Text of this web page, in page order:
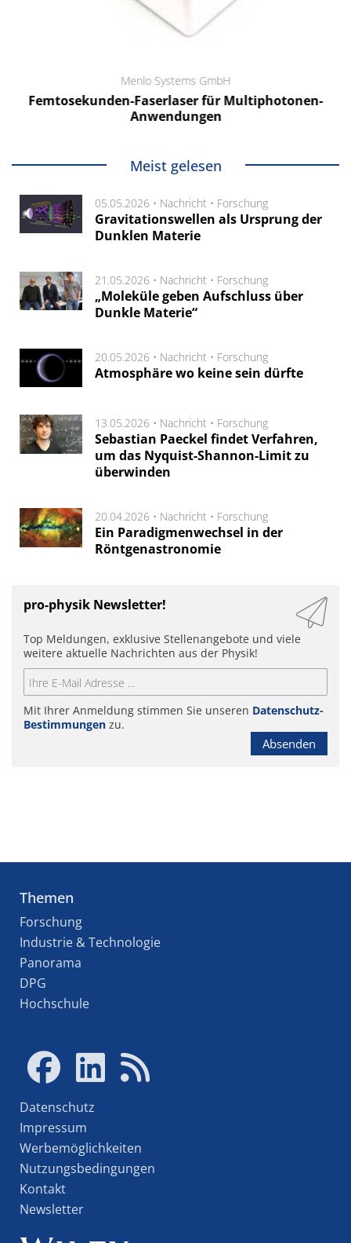
Menlo Systems GmbH
Femtosekunden-Faserlaser für Multiphotonen-
Anwendungen
Meist gelesen
05.05.2026 • Nachricht • Forschung
Gravitationswellen als Ursprung der
Dunklen Materie
21.05.2026 • Nachricht • Forschung
„Moleküle geben Aufschluss über
Dunkle Materie“
20.05.2026 • Nachricht • Forschung
Atmosphäre wo keine sein dürfte
13.05.2026 • Nachricht • Forschung
Sebastian Paeckel findet Verfahren,
um das Nyquist-Shannon-Limit zu
überwinden
20.04.2026 • Nachricht • Forschung
Ein Paradigmenwechsel in der
Röntgenastronomie
pro-physik Newsletter!
Top Meldungen, exklusive Stellenangebote und viele
weitere aktuelle Nachrichten aus der Physik!
Mit Ihrer Anmeldung stimmen Sie unseren Datenschutz-
Bestimmungen zu.
Absenden
Themen
Forschung
Industrie & Technologie
Panorama
DPG
Hochschule
Datenschutz
Impressum
Werbemöglichkeiten
Nutzungsbedingungen
Kontakt
Newsletter